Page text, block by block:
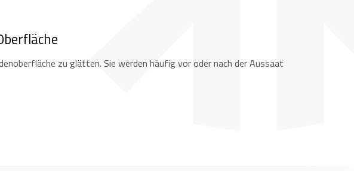
zu glätten. Sie werden häufig vor oder nach der Aussaat